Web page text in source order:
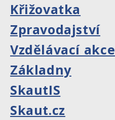
Křižovatka
Zpravodajství
Vzdělávací akce
Základny
SkautIS
Skaut.cz